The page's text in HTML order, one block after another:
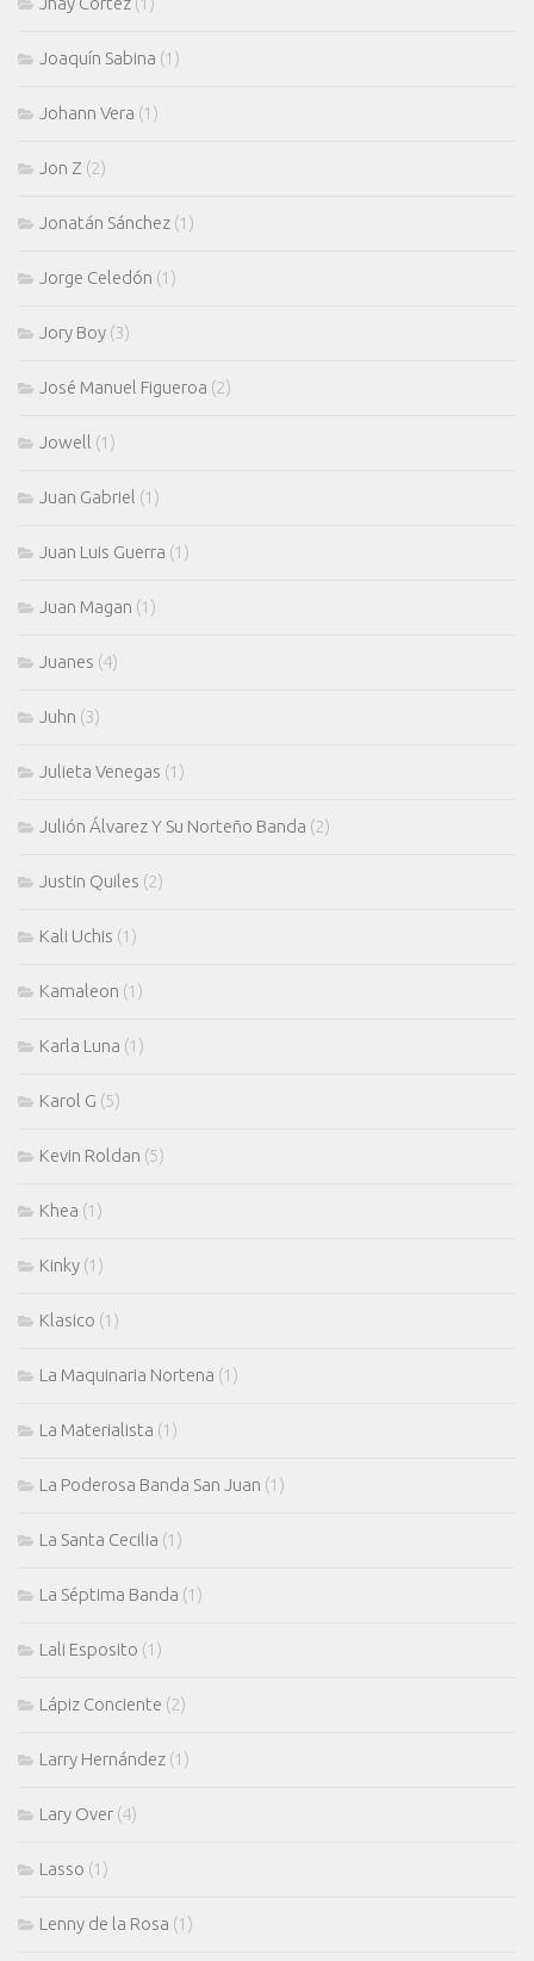
Joaquín Sabina (1)
Johann Vera (1)
Jon Z (2)
Jonatán Sánchez (1)
Jorge Celedón (1)
Jory Boy (3)
José Manuel Figueroa (2)
Jowell (1)
Juan Gabriel (1)
Juan Luis Guerra (1)
Juan Magan (1)
Juanes (4)
Juhn (3)
Julieta Venegas (1)
Julión Álvarez Y Su Norteño Banda (2)
Justin Quiles (2)
Kali Uchis (1)
Kamaleon (1)
Karla Luna (1)
Karol G (5)
Kevin Roldan (5)
Khea (1)
Kinky (1)
Klasico (1)
La Maquinaria Nortena (1)
La Materialista (1)
La Poderosa Banda San Juan (1)
La Santa Cecilia (1)
La Séptima Banda (1)
Lali Esposito (1)
Lápiz Conciente (2)
Larry Hernández (1)
Lary Over (4)
Lasso (1)
Lenny de la Rosa (1)